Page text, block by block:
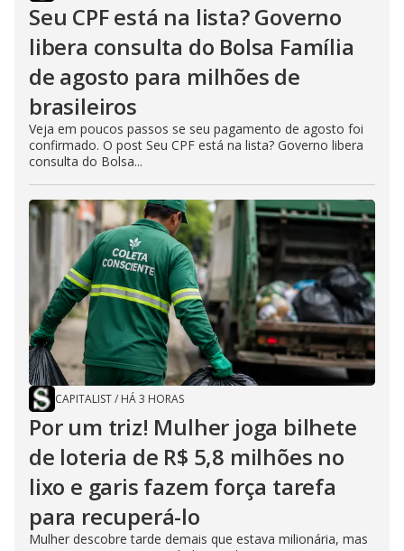
Seu CPF está na lista? Governo
libera consulta do Bolsa Família
de agosto para milhões de
brasileiros
Veja em poucos passos se seu pagamento de agosto foi
confirmado. O post Seu CPF está na lista? Governo libera
consulta do Bolsa...
CAPITALIST/ HÁ 3 HORAS
Por um triz! Mulher joga bilhete
de loteria de R$ 5,8 milhões no
lixo e garis fazem força tarefa
para recuperá-lo
Mulher descobre tarde demais que estava milionária, mas